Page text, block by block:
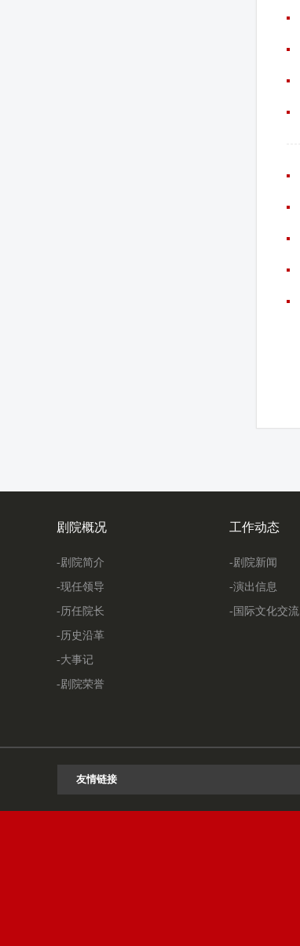
剧院概况
-剧院简介
-现任领导
-历任院长
-历史沿革
-大事记
-剧院荣誉
工作动态
-剧院新闻
-演出信息
-国际文化交流